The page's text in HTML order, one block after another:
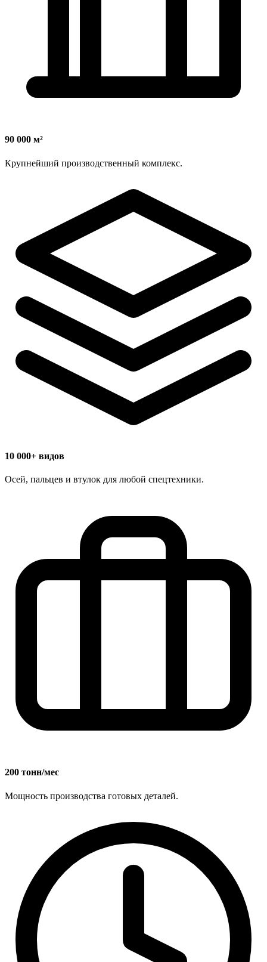
90 000 м²
Крупнейший производственный комплекс.
10 000+ видов
Осей, пальцев и втулок для любой спецтехники.
200 тонн/мес
Мощность производства готовых деталей.